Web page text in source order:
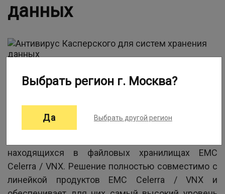
данных
Информация о программе:
Антивирус Касперского для систем хранения
— это решение для защиты от
находящихся в файловых хранилищах EMC
Celerra / VNX. Решение полностью совместимо с
линейкой продуктов EMC Celerra / VNX и
Выбрать регион г. Москва?
Да Выбрать другой регион